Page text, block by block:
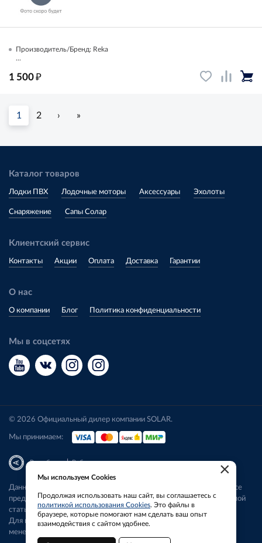
Производитель/Бренд: Reka
...
1 500₽
1 2 › »
Каталог товаров
Лодки ПВХ Лодочные моторы Аксессуары Эхолоты
Снаряжение Сапы Солар
Клиентский сервис
Контакты Акции Оплата Доставка Гарантии
О нас
О компании Блог Политика конфиденциальности
Мы в соцсетях
© 2026 Официальный дилер компании SOLAR.
Мы принимаем:
Разработка|Веб-аналитика
Данный сайт носит исключительно информационный характер. Все
представленные предложения не являются офертой, определяемой
статьей 437 ГК РФ.
Для получения подробной информации свяжитесь с нашим
менеджером.
×
Мы используем Cookies
Продолжая использовать наш сайт, вы соглашаетесь с
политикой использования Cookies. Это файлы в
браузере, которые помогают нам сделать ваш опыт
взаимодействия с сайтом удобнее.